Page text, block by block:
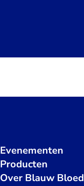
Evenementen
Producten
Over Blauw Bloed